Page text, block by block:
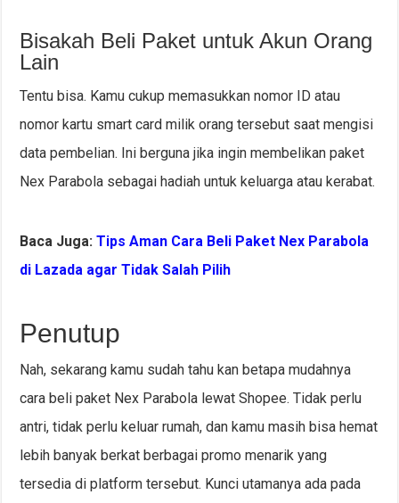
Bisakah Beli Paket untuk Akun Orang
Lain
Tentu bisa. Kamu cukup memasukkan nomor ID atau
nomor kartu smart card milik orang tersebut saat mengisi
data pembelian. Ini berguna jika ingin membelikan paket
Nex Parabola sebagai hadiah untuk keluarga atau kerabat.
Baca Juga:Tips Aman Cara Beli Paket Nex Parabola
di Lazada agar Tidak Salah Pilih
Penutup
Nah, sekarang kamu sudah tahu kan betapa mudahnya
cara beli paket Nex Parabola lewat Shopee. Tidak perlu
antri, tidak perlu keluar rumah, dan kamu masih bisa hemat
lebih banyak berkat berbagai promo menarik yang
tersedia di platform tersebut. Kunci utamanya ada pada